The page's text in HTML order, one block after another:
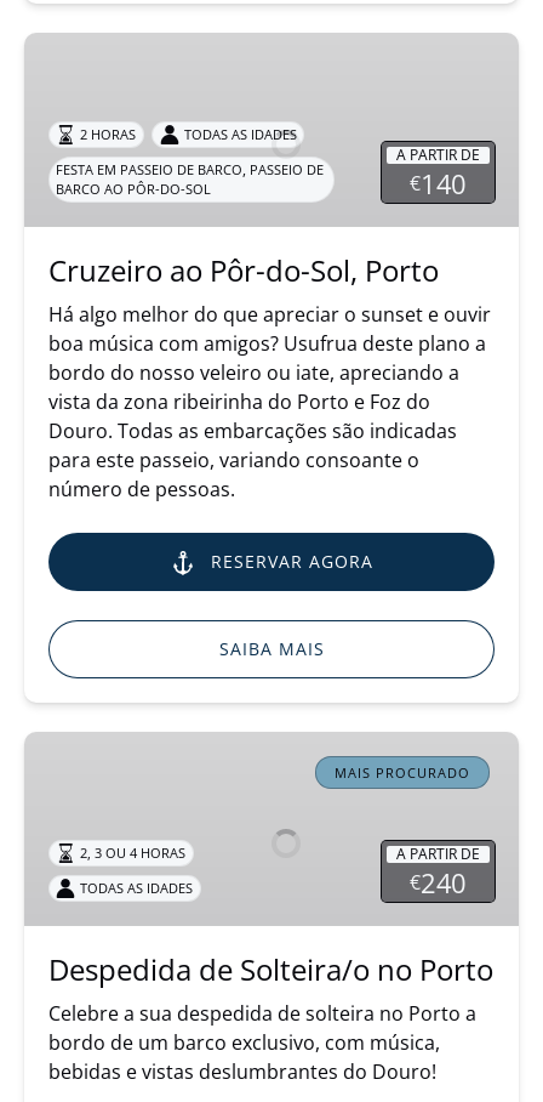
Cruzeiro
do-
Sol,
Porto
A PARTIR DE
€140
2 HORAS
TODAS AS IDADES
FESTA EM PASSEIO DE BARCO, PASSEIO DE
BARCO AO PÔR-DO-SOL
Cruzeiro ao Pôr-do-Sol, Porto
Há algo melhor do que apreciar o sunset e ouvir
boa música com amigos? Usufrua deste plano a
bordo do nosso veleiro ou iate, apreciando a
vista da zona ribeirinha do Porto e Foz do
Douro. Todas as embarcações são indicadas
para este passeio, variando consoante o
número de pessoas.
RESERVAR AGORA
SAIBA MAIS
Despedida
Porto
MAIS PROCURADO
A PARTIR DE
€240
2, 3 OU 4 HORAS
TODAS AS IDADES
Despedida de Solteira/o no Porto
Celebre a sua despedida de solteira no Porto a
bordo de um barco exclusivo, com música,
bebidas e vistas deslumbrantes do Douro!